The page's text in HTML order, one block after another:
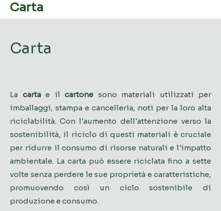
Carta
Carta
La carta e il cartone sono materiali utilizzati per
imballaggi, stampa e cancelleria, noti per la loro alta
riciclabilità. Con l'aumento dell'attenzione verso la
sostenibilità, il riciclo di questi materiali è cruciale
per ridurre il consumo di risorse naturali e l'impatto
ambientale. La carta può essere riciclata fino a sette
volte senza perdere le sue proprietà e caratteristiche,
promuovendo così un ciclo sostenibile di
produzione e consumo.